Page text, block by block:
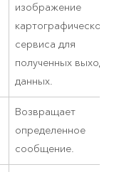
изображение
картографического
сервиса для
полученных
данных.
Возвращает
определенное
сообщение.